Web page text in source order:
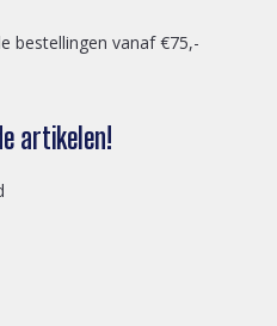
bestellingen vanaf €75,-
artikelen!